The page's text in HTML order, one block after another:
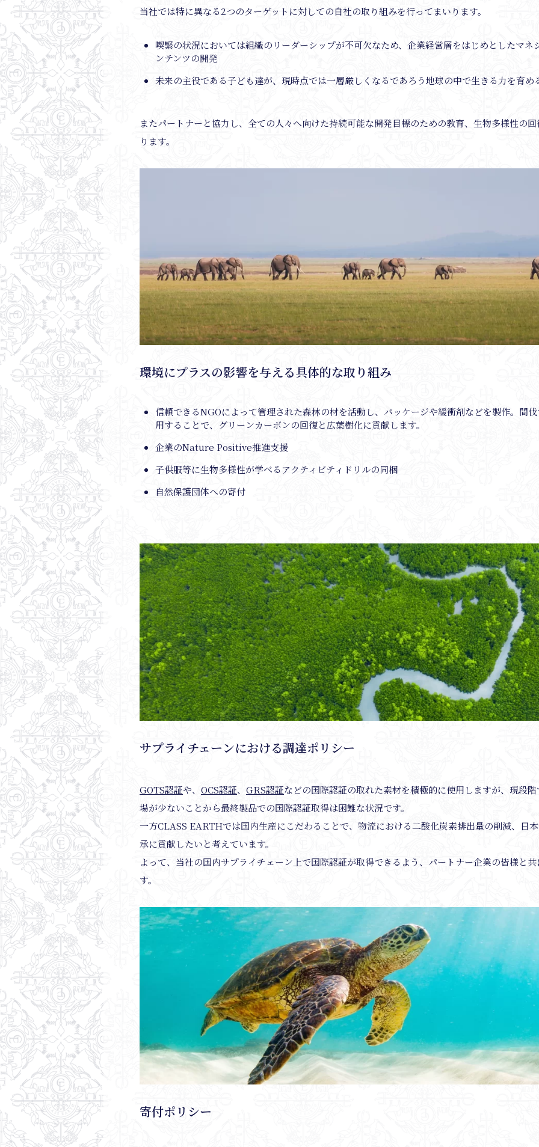
当社では特に異なる2つのターゲットに対しての自社の取り組みを行ってまいります。
喫緊の状況においては組織のリーダーシップが不可欠なため、企業経営層をはじめとしたマ
ンテンツの開発
未来の主役である子ども達が、現時点では一層厳しくなるであろう地球の中で生きる力を育め
またパートナーと協力し、全ての人々へ向けた持続可能な開発目標のための教育、生物多様性の
ります。
環境にプラスの影響を与える具体的な取り組み
信頼できるNGOによって管理された森林の材を活動し、パッケージや緩衝剤などを製作。間
用することで、グリーンカーボンの回復と広葉樹化に貢献します。
企業のNature Positive推進支援
子供服等に生物多様性が学べるアクティビティドリルの同梱
自然保護団体への寄付
サプライチェーンにおける調達ポリシー
GOTS認証や、 OCS認証、 GRS認証などの国際認証の取れた素材を積極的に使用しますが、現段
場が少ないことから最終製品での国際認証取得は困難な状況です。
一方CLASS EARTHでは国内生産にこだわることで、物流における二酸化炭素排出量の削減、日
承に貢献したいと考えています。
よって、当社の国内サプライチェーン上で国際認証が取得できるよう、パートナー企業の皆様と
す。
寄付ポリシー